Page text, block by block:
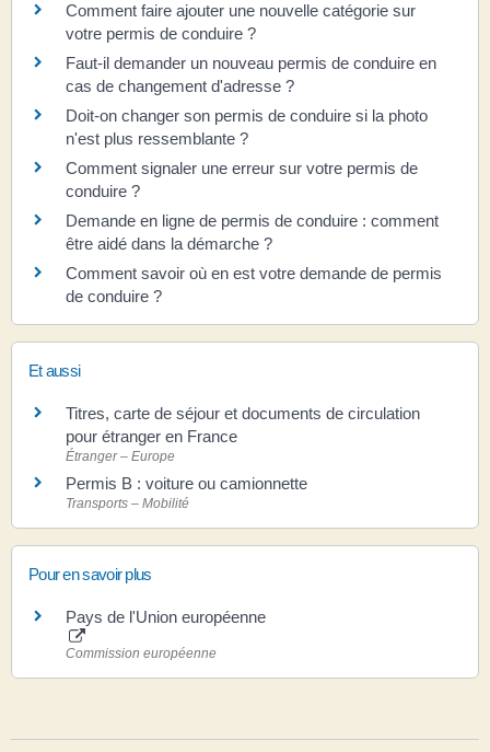
Comment faire ajouter une nouvelle catégorie sur
votre permis de conduire ?
Faut-il demander un nouveau permis de conduire en
cas de changement d'adresse ?
Doit-on changer son permis de conduire si la photo
n'est plus ressemblante ?
Comment signaler une erreur sur votre permis de
conduire ?
Demande en ligne de permis de conduire : comment
être aidé dans la démarche ?
Comment savoir où en est votre demande de permis
de conduire ?
Et aussi
Titres, carte de séjour et documents de circulation
pour étranger en France
Étranger – Europe
Permis B : voiture ou camionnette
Transports – Mobilité
Pour en savoir plus
Pays de l'Union européenne
Commission européenne